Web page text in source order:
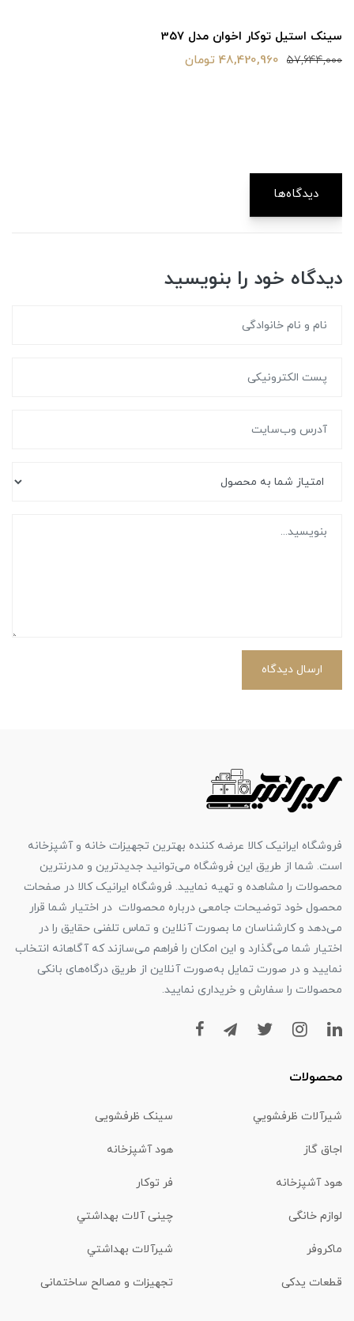
سینک استیل توکار اخوان مدل 357
57,644,000 48,420,960 تومان
دیدگاه‌ها
دیدگاه خود را بنویسید
ارسال دیدگاه
فروشگاه ایرانیک کالا عرضه کننده بهترین تجهیزات خانه و آشپزخانه
است. شما از طریق این فروشگاه می‌توانید جدیدترین و مدرنترین
محصولات را مشاهده و تهیه نمایید. فروشگاه ایرانیک کالا در صفحات
محصول خود توضیحات جامعی درباره محصولات در اختیار شما قرار
می‌دهد و کارشناسان ما بصورت آنلاین و تماس تلفنی حقایق را در
اختیار شما می‌گذارد و این امکان را فراهم می‌سازند که آگاهانه انتخاب
نمایید و در صورت تمایل به‌صورت آنلاین از طریق درگاه‌های بانکی
محصولات را سفارش و خریداری نمایید.
محصولات
شیرآلات ظرفشويي سینک ظرفشویی
اجاق گاز هود آشپزخانه
هود آشپزخانه فر توکار
لوازم خانگی چینی آلات بهداشتي
ماكروفر شیرآلات بهداشتي
قطعات یدکی تجهیزات و مصالح ساختمانی